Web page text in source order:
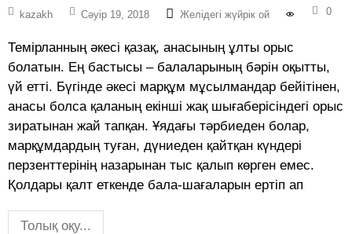
kazakh Сәуір 19, 2018 Желідегі жүйрік ой 0
Темірланның әкесі қазақ, анасының ұлты орыс
болатын. Ең бастысы – балаларының бәрін оқытты,
үй етті. Бүгінде әкесі марқұм мұсылмандар бейітінен,
анасы болса қаланың екінші жақ шығаберісіндегі орыс
зиратынан жай тапқан. Ұядағы тәрбиеден болар,
марқұмдардың туған, дүниеден қайтқан күндері
перзенттерінің назарынан тыс қалып көрген емес.
Қолдары қалт еткенде бала-шағаларын ертіп ап
Толық оқу...